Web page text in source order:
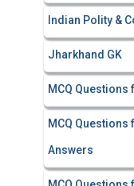
Indian Polity &
Jharkhand GK
MCQ
MCQ
Answers